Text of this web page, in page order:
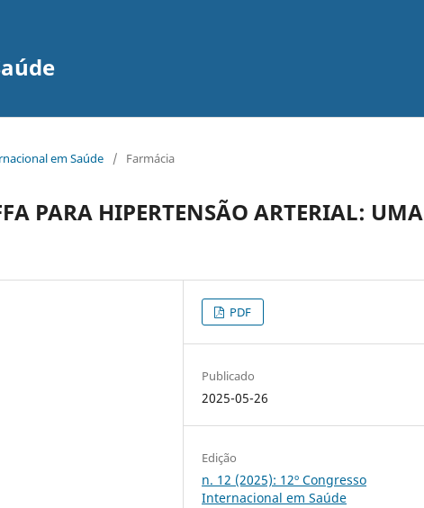
em Saúde / Farmácia
PARA HIPERTENSÃO ARTERIAL: UMA
PDF
Publicado
2025-05-26
Edição
n. 12 (2025): 12º Congresso
Internacional em Saúde